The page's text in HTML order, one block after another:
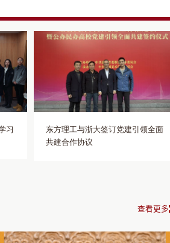
政第三党支部先后汇报了支部党建工作开
支部围绕高等教育、思政育人等重点工作
深入研讨，双方共同审议并签署了《党建
将聚焦党建赋能办学、队伍提质增效、阵
四个方面，推动校地党建资源共享、优势互
局长期以来给予学校发展的指导与支持表
际成效。陈金辉对我校基层党建工作成效
载思政功能、党建融合科研等方面展开深
，两校办学定位契合，希望以此次调研为
协作，共探党建赋能发展新路径。黄阿火
图书馆等学校标志性建筑，实地考察学校
建主题，为推进两校党建领域合作奠定了坚
加强沟通，携手提升党建水平，以党建护
习
东方理工与浙大签订党建引领全面
共建合作协议
查看更多